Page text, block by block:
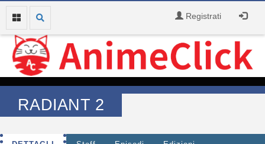
Registrati
RADIANT 2